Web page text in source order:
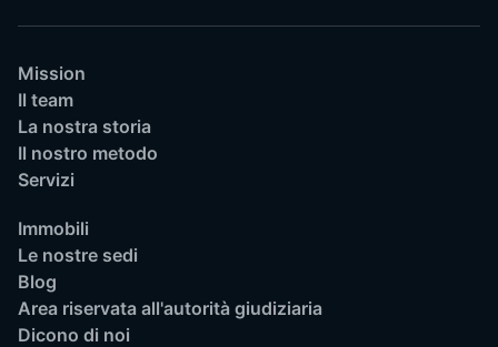
Mission
Il team
La nostra storia
Il nostro metodo
Servizi
Immobili
Le nostre sedi
Blog
Area riservata all'autorità giudiziaria
Dicono di noi